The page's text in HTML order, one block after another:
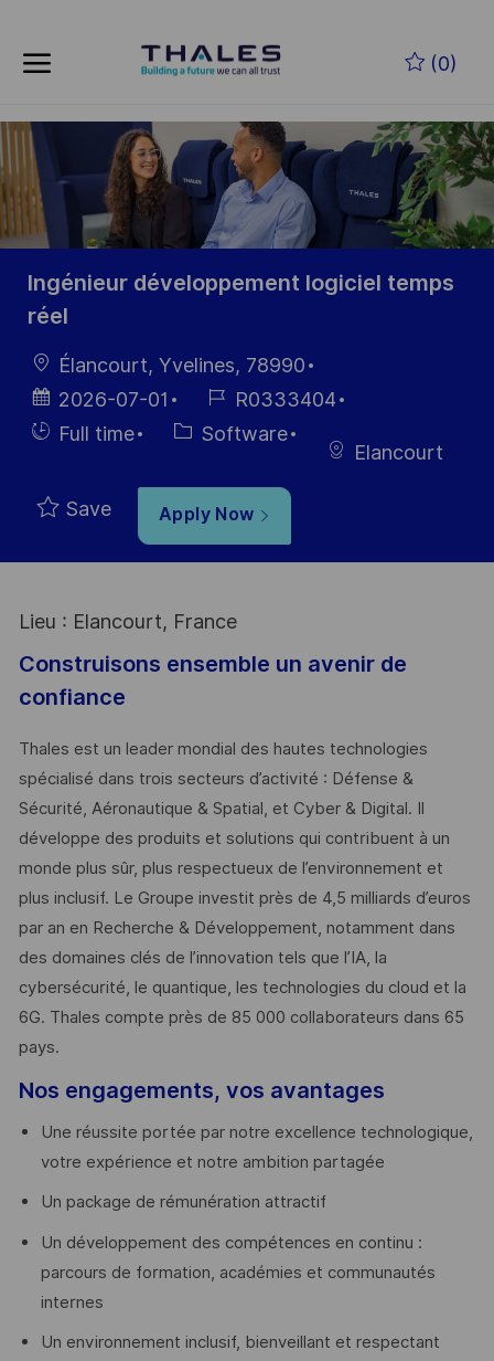
(0)
-
Ingénieur développement logiciel temps
réel
LocationÉlancourt, Yvelines, 78990
Posted
Date
2026-07-01
Job
Id
R0333404
HiringFull time Category
Software
Elancourt
Save Apply Now
Lieu : Elancourt, France
Construisons ensemble un avenir de
confiance
Thales est un leader mondial des hautes technologies
spécialisé dans trois secteurs d’activité : Défense &
Sécurité, Aéronautique & Spatial, et Cyber & Digital. Il
développe des produits et solutions qui contribuent à un
monde plus sûr, plus respectueux de l’environnement et
plus inclusif. Le Groupe investit près de 4,5 milliards d’euros
par an en Recherche & Développement, notamment dans
des domaines clés de l’innovation tels que l’IA, la
cybersécurité, le quantique, les technologies du cloud et la
6G. Thales compte près de 85 000 collaborateurs dans 65
pays. ​
Nos engagements, vos avantages
Une réussite portée par notre excellence technologique,
votre expérience et notre ambition partagée
Un package de rémunération attractif
Un développement des compétences en continu :
parcours de formation, académies et communautés
internes
Un environnement inclusif, bienveillant et respectant